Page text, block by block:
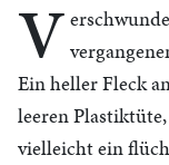
V
Ein heller Fleck
leeren
vielleicht ein